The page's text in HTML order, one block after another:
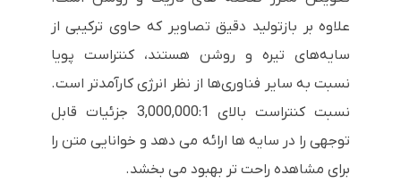
علاوه بر بازتولید دقیق تصاویر که حاوی ترکیبی از
سایه‌های تیره و روشن هستند، کنتراست پویا
نسبت به سایر فناوری‌ها از نظر انرژی کارآمدتر است.
نسبت کنتراست بالای 3,000,000:1 جزئیات قابل
توجهی را در سایه ها ارائه می دهد و خوانایی متن را
برای مشاهده راحت تر بهبود می بخشد.